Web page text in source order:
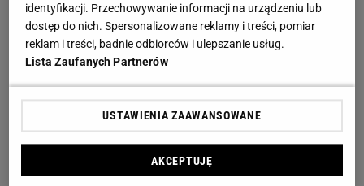
identyfikacji. Przechowywanie informacji na urządzeniu lub
dostęp do nich. Spersonalizowane reklamy i treści, pomiar
reklam i treści, badnie odbiorców i ulepszanie usług.
Lista Zaufanych Partnerów
USTAWIENIA ZAAWANSOWANE
AKCEPTUJĘ